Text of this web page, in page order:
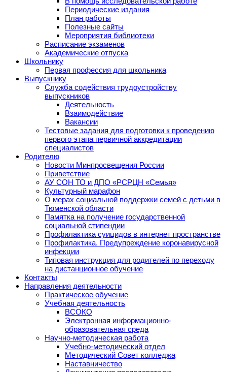
Периодические издания
План работы
Полезные сайты
Мероприятия библиотеки
Расписание экзаменов
Академические отпуска
Школьнику
Первая профессия для школьника
Выпускнику
Служба содействия трудоустройству
выпускников
Деятельность
Взаимодействие
Вакансии
Тестовые задания для подготовки к проведению
первого этапа первичной аккредитации
специалистов
Родителю
Новости Минпросвещения России
Приветствие
АУ СОН ТО и ДПО «РСРЦН «Семья»
Культурный марафон
О мерах социальной поддержки семей с детьми в
Тюменской области
Памятка на получение государственной
социальной стипендии
Профилактика суицидов в интернет пространстве
Профилактика. Предупреждение коронавирусной
инфекции
Типовая инструкция для родителей по переходу
на дистанционное обучение
Контакты
Направления деятельности
Практическое обучение
Учебная деятельность
ВСОКО
Электронная информационно-
образовательная среда
Научно-методическая работа
Учебно-методический отдел
Методический Совет колледжа
Наставничество